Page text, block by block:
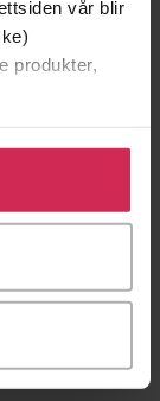
vår blir
produkter,
til å
også
ved å klikke
Utskudd
Lier Horst
EBOK